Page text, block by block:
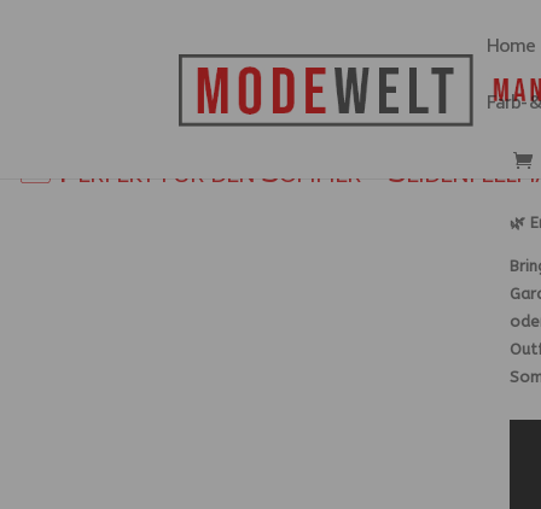
Home
Farb-
🏝️ Perfekt für den Sommer –
🌿